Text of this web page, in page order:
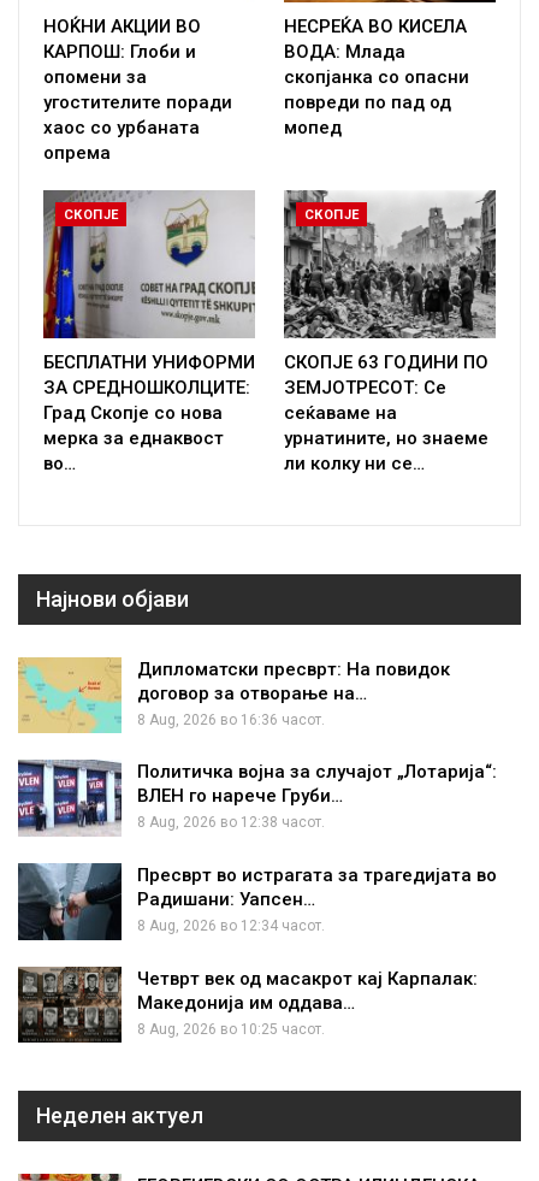
НОЌНИ АКЦИИ ВО
КАРПОШ: Глоби и
опомени за
угостителите поради
хаос со урбаната
опрема
НЕСРЕЌА ВО КИСЕЛА
ВОДА: Млада
скопјанка со опасни
повреди по пад од
мопед
СКОПЈЕ
БЕСПЛАТНИ УНИФОРМИ
ЗА СРЕДНОШКОЛЦИТЕ:
Град Скопје со нова
мерка за еднаквост
во…
СКОПЈЕ
СКОПЈЕ 63 ГОДИНИ ПО
ЗЕМЈОТРЕСОТ: Се
сеќаваме на
урнатините, но знаеме
ли колку ни се…
Најнови објави
Дипломатски пресврт: На повидок
договор за отворање на…
8 Aug, 2026 во 16:36 часот.
Политичка војна за случајот „Лотарија“:
ВЛЕН го нарече Груби…
8 Aug, 2026 во 12:38 часот.
Пресврт во истрагата за трагедијата во
Радишани: Уапсен…
8 Aug, 2026 во 12:34 часот.
Четврт век од масакрот кај Карпалак:
Македонија им оддава…
8 Aug, 2026 во 10:25 часот.
Неделен актуел